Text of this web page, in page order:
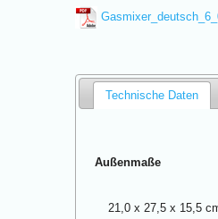
Technische Daten
Außenmaße
21,0 x 27,5 x 15,5